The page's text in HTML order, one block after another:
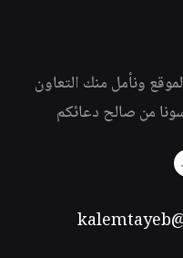
ونأمل منك التعاون
من صالح دعائكم